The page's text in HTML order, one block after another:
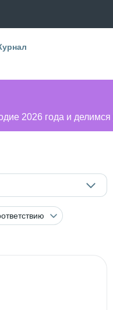
2026 года и делимся